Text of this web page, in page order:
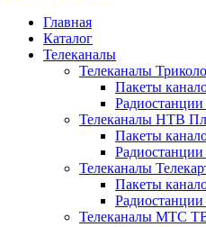
Главная
Каталог
Телеканалы
Телеканалы
Пакеты
Телеканалы НТВ
Пакеты
Телеканалы
Пакеты
Телеканалы МТС